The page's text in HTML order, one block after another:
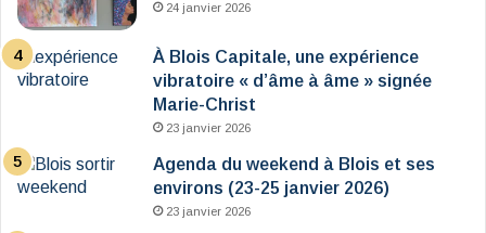
24 janvier 2026
À Blois Capitale, une expérience
vibratoire « d’âme à âme » signée
Marie-Christ
23 janvier 2026
Agenda du weekend à Blois et ses
environs (23-25 janvier 2026)
23 janvier 2026